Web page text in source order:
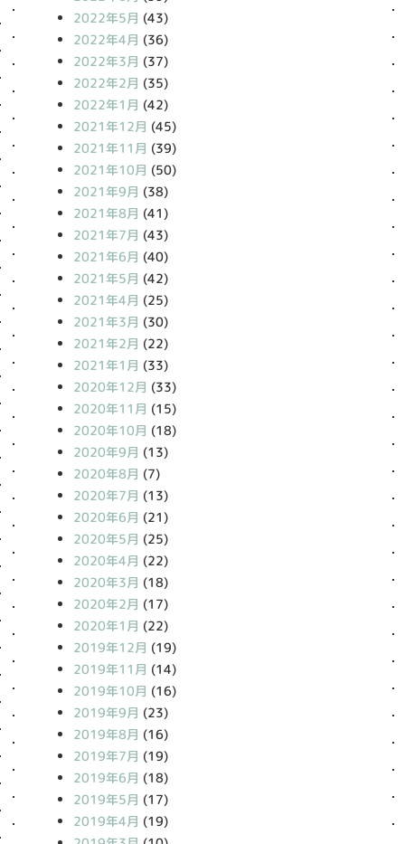
2022年5月 (43)
2022年4月 (36)
2022年3月 (37)
2022年2月 (35)
2022年1月 (42)
2021年12月 (45)
2021年11月 (39)
2021年10月 (50)
2021年9月 (38)
2021年8月 (41)
2021年7月 (43)
2021年6月 (40)
2021年5月 (42)
2021年4月 (25)
2021年3月 (30)
2021年2月 (22)
2021年1月 (33)
2020年12月 (33)
2020年11月 (15)
2020年10月 (18)
2020年9月 (13)
2020年8月 (7)
2020年7月 (13)
2020年6月 (21)
2020年5月 (25)
2020年4月 (22)
2020年3月 (18)
2020年2月 (17)
2020年1月 (22)
2019年12月 (19)
2019年11月 (14)
2019年10月 (16)
2019年9月 (23)
2019年8月 (16)
2019年7月 (19)
2019年6月 (18)
2019年5月 (17)
2019年4月 (19)